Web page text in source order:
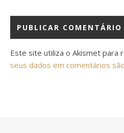
Este site utiliza o Akismet para
seus dados em comentários